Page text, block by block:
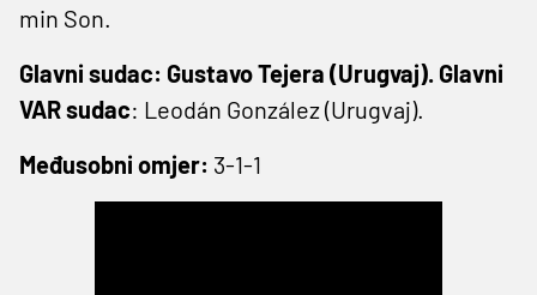
min Son.
Glavni sudac: Gustavo Tejera (Urugvaj). Glavni
VAR sudac: Leodán González (Urugvaj).
Međusobni omjer: 3-1-1